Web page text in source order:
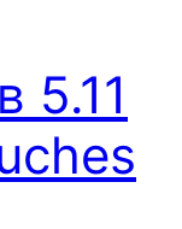
5.11